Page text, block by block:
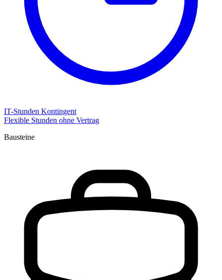
IT-Stunden Kontingent
Flexible Stunden ohne Vertrag
Bausteine